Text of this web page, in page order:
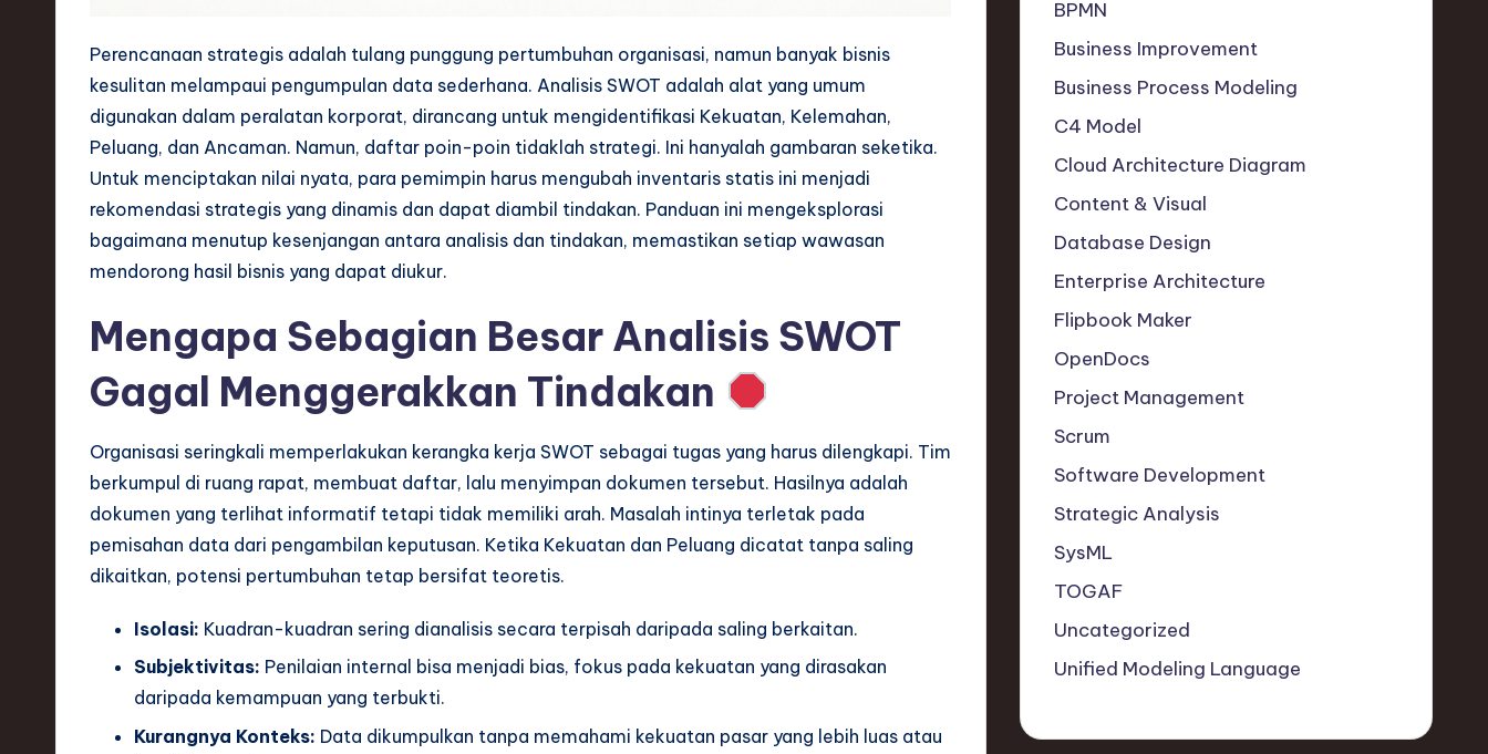
Perencanaan strategis adalah tulang punggung pertumbuhan organisasi, namun banyak bisnis
kesulitan melampaui pengumpulan data sederhana. Analisis SWOT adalah alat yang umum
digunakan dalam peralatan korporat, dirancang untuk mengidentifikasi Kekuatan, Kelemahan,
Peluang, dan Ancaman. Namun, daftar poin-poin tidaklah strategi. Ini hanyalah gambaran seketika.
Untuk menciptakan nilai nyata, para pemimpin harus mengubah inventaris statis ini menjadi
rekomendasi strategis yang dinamis dan dapat diambil tindakan. Panduan ini mengeksplorasi
bagaimana menutup kesenjangan antara analisis dan tindakan, memastikan setiap wawasan
mendorong hasil bisnis yang dapat diukur.
Mengapa Sebagian Besar Analisis SWOT
Gagal Menggerakkan Tindakan
Organisasi seringkali memperlakukan kerangka kerja SWOT sebagai tugas yang harus dilengkapi. Tim
berkumpul di ruang rapat, membuat daftar, lalu menyimpan dokumen tersebut. Hasilnya adalah
dokumen yang terlihat informatif tetapi tidak memiliki arah. Masalah intinya terletak pada
pemisahan data dari pengambilan keputusan. Ketika Kekuatan dan Peluang dicatat tanpa saling
dikaitkan, potensi pertumbuhan tetap bersifat teoretis.
Isolasi: Kuadran-kuadran sering dianalisis secara terpisah daripada saling berkaitan.
Subjektivitas: Penilaian internal bisa menjadi bias, fokus pada kekuatan yang dirasakan
daripada kemampuan yang terbukti.
Kurangnya Konteks: Data dikumpulkan tanpa memahami kekuatan pasar yang lebih luas atau
BPMN
Business Improvement
Business Process Modeling
C4 Model
Cloud Architecture Diagram
Content & Visual
Database Design
Enterprise Architecture
Flipbook Maker
OpenDocs
Project Management
Scrum
Software Development
Strategic Analysis
SysML
TOGAF
Uncategorized
Unified Modeling Language